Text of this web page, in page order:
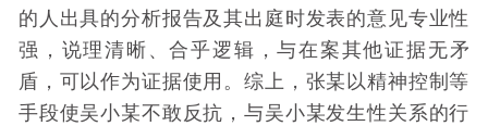
的人出具的分析报告及其出庭时发表的意见专业性
强，说理清晰、合乎逻辑，与在案其他证据无矛
盾，可以作为证据使用。综上，张某以精神控制等
手段使吴小某不敢反抗，与吴小某发生性关系的行